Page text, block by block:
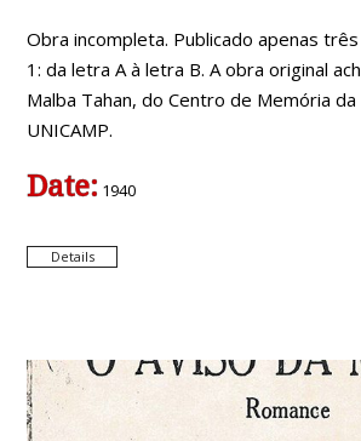
Obra incompleta. Publicado apenas
1: da letra A à letra B. A obra original
Malba Tahan, do Centro de Memória da
UNICAMP.
Date: 1940
Details